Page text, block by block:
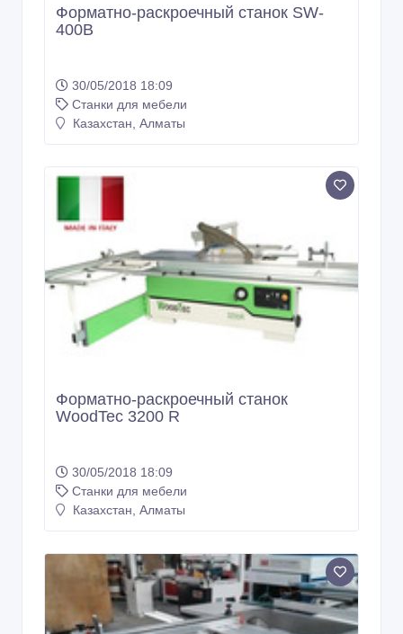
Форматно-раскроечный станок SW-
400B
30/05/2018 18:09
Станки для мебели
Казахстан, Алматы
Форматно-раскроечный станок
WoodTec 3200 R
30/05/2018 18:09
Станки для мебели
Казахстан, Алматы